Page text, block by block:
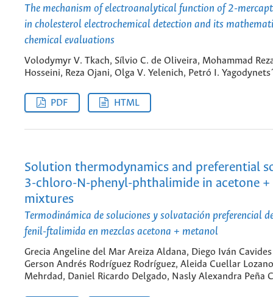
The mechanism of electroanalytical function of 2-
in cholesterol electrochemical detection and its
chemical evaluations
Volodymyr V. Tkach, Sílvio C. de Oliveira, Mohammad
Hosseini, Reza Ojani, Olga V. Yelenich, Petró I.
PDF HTML
Solution thermodynamics and preferential
3-chloro-N-phenyl-phthalimide in acetone
mixtures
Termodinámica de soluciones y solvatación preferencial
fenil-ftalimida en mezclas acetona + metanol
Grecia Angeline del Mar Areiza Aldana, Diego Iván
Gerson Andrés Rodríguez Rodríguez, Aleida Cuellar
Mehrdad, Daniel Ricardo Delgado, Nasly Alexandra Peña